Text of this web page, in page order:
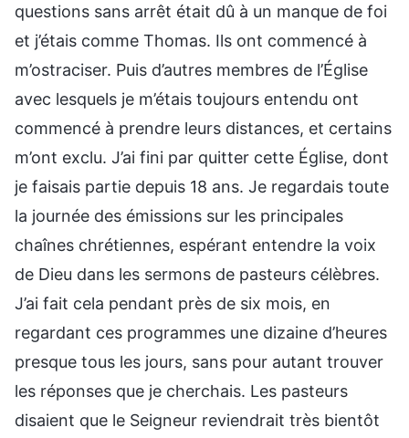
questions sans arrêt était dû à un manque de foi
et j’étais comme Thomas. Ils ont commencé à
m’ostraciser. Puis d’autres membres de l’Église
avec lesquels je m’étais toujours entendu ont
commencé à prendre leurs distances, et certains
m’ont exclu. J’ai fini par quitter cette Église, dont
je faisais partie depuis 18 ans. Je regardais toute
la journée des émissions sur les principales
chaînes chrétiennes, espérant entendre la voix
de Dieu dans les sermons de pasteurs célèbres.
J’ai fait cela pendant près de six mois, en
regardant ces programmes une dizaine d’heures
presque tous les jours, sans pour autant trouver
les réponses que je cherchais. Les pasteurs
disaient que le Seigneur reviendrait très bientôt